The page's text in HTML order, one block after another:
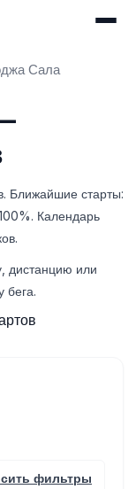
Сала
Ближайшие старты:
Календарь
дистанцию или
бега.
фильтры